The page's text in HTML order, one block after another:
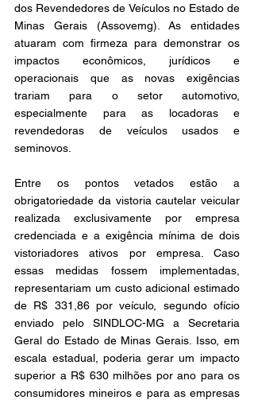
dos Revendedores de Veículos no Estado de
Minas Gerais (Assovemg). As entidades
atuaram com firmeza para demonstrar os
impactos econômicos, jurídicos e
operacionais que as novas exigências
trariam para o setor automotivo,
especialmente para as locadoras e
revendedoras de veículos usados e
seminovos.
Entre os pontos vetados estão a
obrigatoriedade da vistoria cautelar veicular
realizada exclusivamente por empresa
credenciada e a exigência mínima de dois
vistoriadores ativos por empresa. Caso
essas medidas fossem implementadas,
representariam um custo adicional estimado
de R$ 331,86 por veículo, segundo ofício
enviado pelo SINDLOC-MG a Secretaria
Geral do Estado de Minas Gerais. Isso, em
escala estadual, poderia gerar um impacto
superior a R$ 630 milhões por ano para os
consumidores mineiros e para as empresas